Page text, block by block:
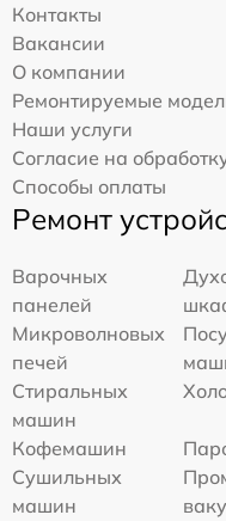
Контакты
Вакансии
О компании
Ремонтируемые
Наши услуги
Согласие на
Способы оплаты
Ремонт
Варочных
панелей
Микроволновых
печей
Стиральных
машин
Кофемашин
Сушильных
машин